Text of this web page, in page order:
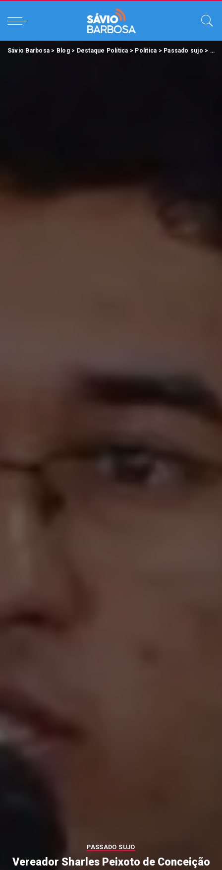
Sávio Barbosa > Blog> Destaque Política > Política > Passado sujo >
PASSADO SUJO
Vereador Sharles Peixoto de Conceição